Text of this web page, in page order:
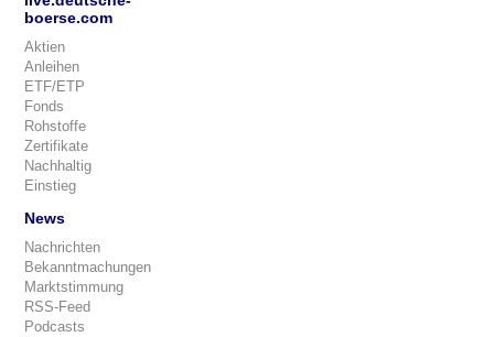
boerse.com
Aktien
Anleihen
ETF/ETP
Fonds
Rohstoffe
Zertifikate
Nachhaltig
Einstieg
News
Nachrichten
Bekanntmachungen
Marktstimmung
RSS-Feed
Podcasts